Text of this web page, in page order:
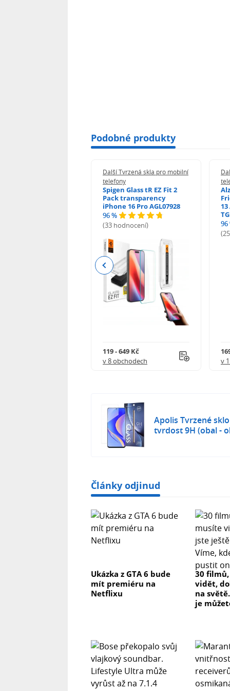
Podobné produkty
Další Tvrzená skla pro mobilní
telefony
Spigen Glass tR EZ Fit 2
Pack transparency
iPhone 16 Pro AGL07928
96 %
(33 hodnocení)
119 - 649 Kč
v 8 obchodech
96
v
Previous
Apolis Tvrzené
tvrdost 9H (obal -
Články odjinud
Ukázka z GTA 6 bude
mít premiéru na
Netflixu
30
vidět,
na
je